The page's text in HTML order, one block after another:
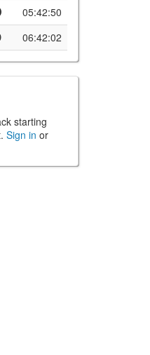
05:42:50
06:42:02
starting
Sign in or